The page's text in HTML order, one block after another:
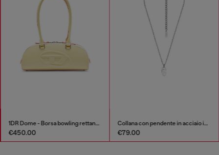
1DR Dome - Borsa bowling rettangolare in pelle
€450.00
Collana con pendente in acciaio inox
€79.00